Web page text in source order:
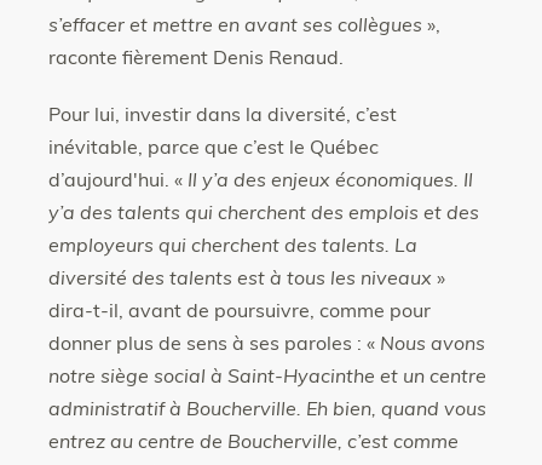
s’effacer et mettre en avant ses collègues »,
raconte fièrement Denis Renaud.
Pour lui, investir dans la diversité, c’est
inévitable, parce que c’est le Québec
d’aujourd'hui. « Il y’a des enjeux économiques. Il
y’a des talents qui cherchent des emplois et des
employeurs qui cherchent des talents. La
diversité des talents est à tous les niveaux »
dira-t-il, avant de poursuivre, comme pour
donner plus de sens à ses paroles : « Nous avons
notre siège social à Saint-Hyacinthe et un centre
administratif à Boucherville. Eh bien, quand vous
entrez au centre de Boucherville, c’est comme